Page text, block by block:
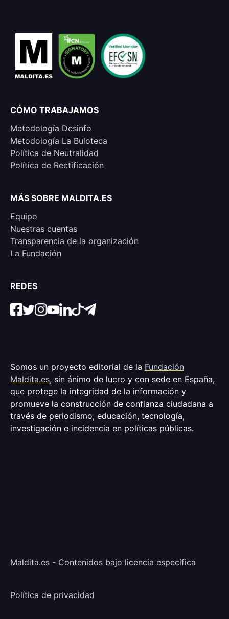
CÓMO TRABAJAMOS
Metodología Desinfo
Metodología La Buloteca
Política de Neutralidad
Política de Rectificación
MÁS SOBRE MALDITA.ES
Equipo
Nuestras cuentas
Transparencia de la organización
La Fundación
REDES
Somos un proyecto editorial de la Fundación
Maldita.es, sin ánimo de lucro y con sede en España,
que protege la integridad de la información y
promueve la construcción de confianza ciudadana a
través de periodismo, educación, tecnología,
investigación e incidencia en políticas públicas.
Maldita.es - Contenidos bajo licencia específica
Política de privacidad